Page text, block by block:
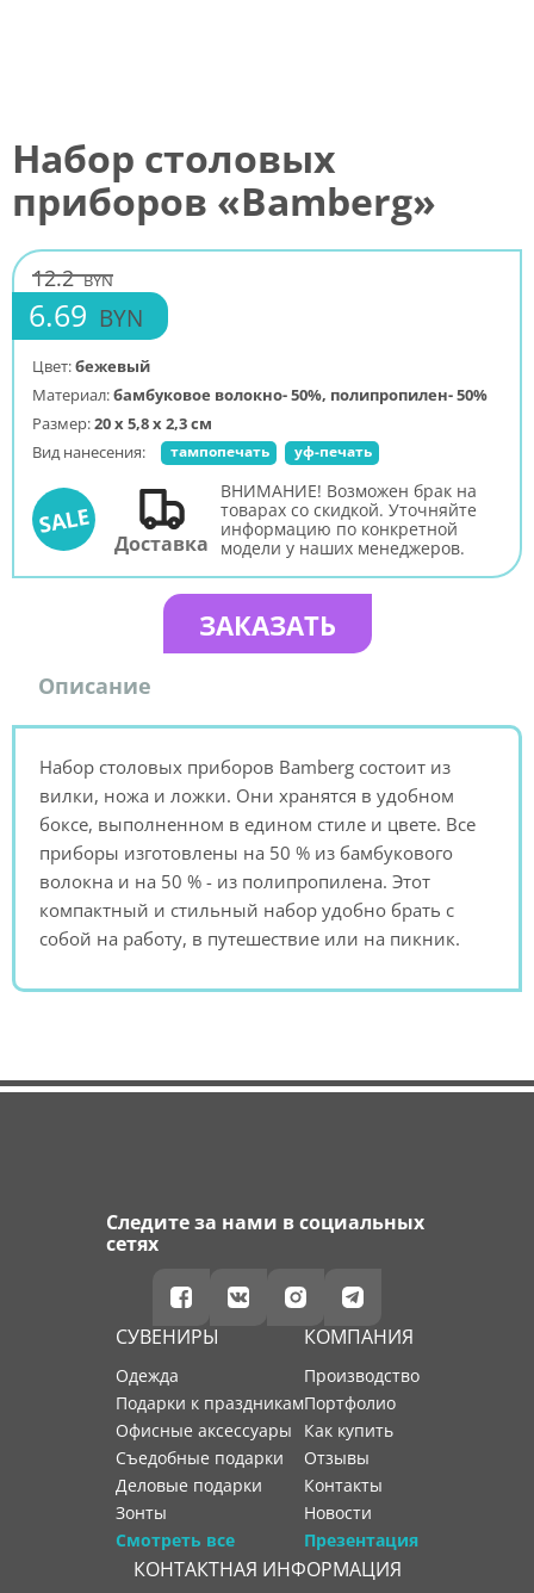
Набор столовых
приборов «Bamberg»
12.2 BYN
6.69 BYN
Цвет:бежевый
Материал:бамбуковое волокно- 50%, полипропилен- 50%
Размер:20 x 5,8 x 2,3 см
Вид нанесения:
тампопечать уф-печать
SALE
Доставка
ВНИМАНИЕ! Возможен брак на
товарах со скидкой. Уточняйте
информацию по конкретной
модели у наших менеджеров.
ЗАКАЗАТЬ
Описание
Набор столовых приборов Bamberg состоит из
вилки, ножа и ложки. Они хранятся в удобном
боксе, выполненном в едином стиле и цвете. Все
приборы изготовлены на 50 % из бамбукового
волокна и на 50 % - из полипропилена. Этот
компактный и стильный набор удобно брать с
собой на работу, в путешествие или на пикник.
Следите за нами в социальных
сетях
СУВЕНИРЫ
Одежда
Подарки к праздникам
Офисные аксессуары
Съедобные подарки
Деловые подарки
Зонты
Смотреть все
КОМПАНИЯ
производство
портфолио
как купить
отзывы
контакты
новости
Презентация
КОНТАКТНАЯ ИНФОРМАЦИЯ